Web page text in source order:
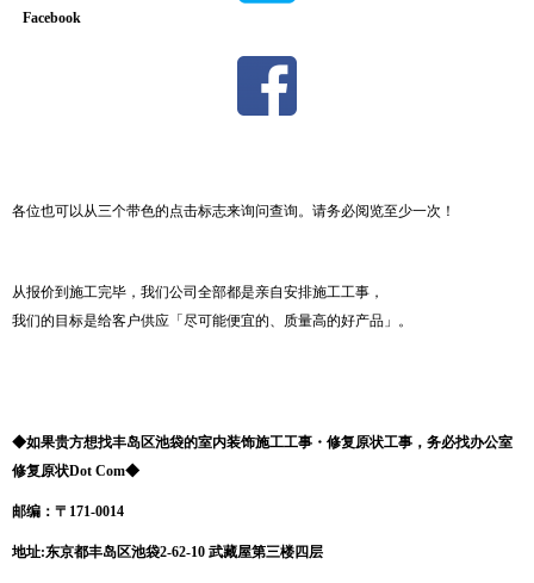
Facebook
各位也可以从三个带色的点击标志来询问查询。请务必阅览至少一次！
从报价到施工完毕，我们公司全部都是亲自安排施工工事，
我们的目标是给客户供应「尽可能便宜的、质量高的好产品」。
◆如果贵方想找丰岛区池袋的室内装饰施工工事 ・ 修复原状工事，务必找办公室
修复原状Dot Com◆
邮编 ：〒 171-0014
地址:东京都丰岛区池袋2-62-10 武藏屋第三楼四层